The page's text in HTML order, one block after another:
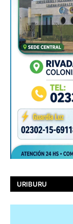
URIBURU